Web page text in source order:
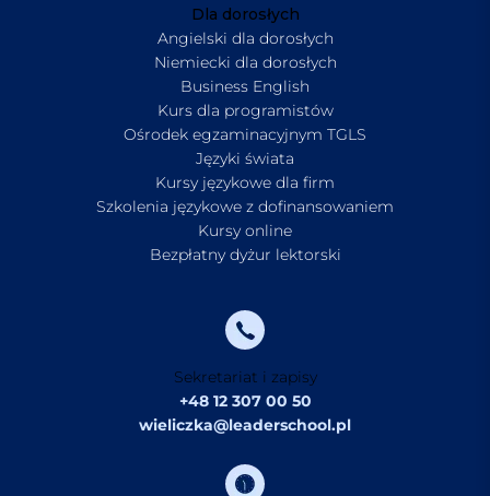
Dla dorosłych
Angielski dla dorosłych
Niemiecki dla dorosłych
Business English
Kurs dla programistów
Ośrodek egzaminacyjnym TGLS
Języki świata
Kursy językowe dla firm
Szkolenia językowe z dofinansowaniem
Kursy online
Bezpłatny dyżur lektorski
Sekretariat i zapisy
+48 12 307 00 50
wieliczka@leaderschool.pl